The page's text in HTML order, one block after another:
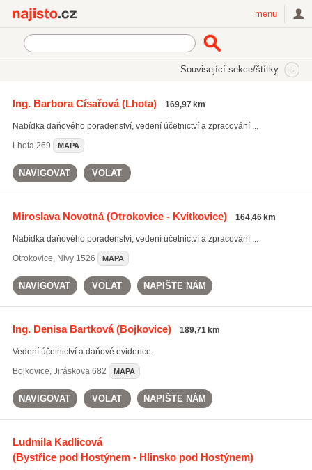
menu
Související sekce/štítky
daňové poradenství(5532)
daňová přiznání(4690)
Ing. Barbora Císařová(Lhota) 169,97 km
Nabídka daňového poradenství, vedení účetnictví a zpracování ...
Lhota269 MAPA
NAVIGOVAT VOLAT
Miroslava Novotná(Otrokovice - Kvítkovice) 164,46 km
Nabídka daňového poradenství, vedení účetnictví a zpracování ...
Otrokovice, Nivy 1526 MAPA
NAVIGOVAT VOLAT NAPIŠTE NÁM
Ing. Denisa Bartková(Bojkovice) 189,71 km
Vedení účetnictví a daňové evidence.
Bojkovice, Jiráskova 682 MAPA
NAVIGOVAT VOLAT NAPIŠTE NÁM
Ludmila Kadlicová
(Bystřice pod Hostýnem - Hlinsko pod Hostýnem)